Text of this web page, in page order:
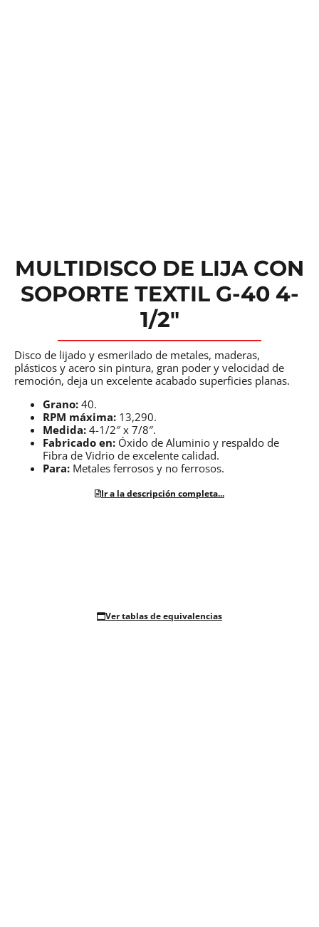
MULTIDISCO DE LIJA CON
SOPORTE TEXTIL G-40 4-
1/2″
Disco de lijado y esmerilado de metales, maderas,
plásticos y acero sin pintura, gran poder y velocidad de
remoción, deja un excelente acabado superficies planas.
Grano: 40.
RPM máxima: 13,290.
Medida: 4-1/2″ x 7/8″.
Fabricado en: Óxido de Aluminio y respaldo de
Fibra de Vidrio de excelente calidad.
Para: Metales ferrosos y no ferrosos.
Ir a la descripción completa...
Ver tablas de equivalencias